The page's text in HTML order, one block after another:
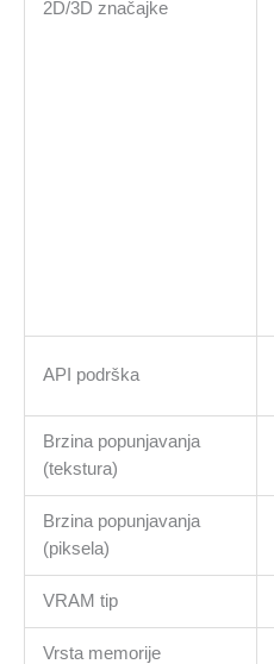
2D/3D značajke
API podrška
Brzina popunjavanja
(tekstura)
Brzina popunjavanja
(piksela)
VRAM tip
Vrsta memorije